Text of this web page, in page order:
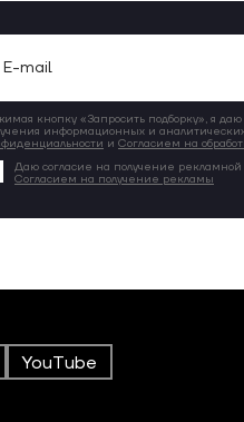
кнопку «Запросить подборку», я
информационных и
и Согласием на
Даю согласие на получение рекламной
Согласием на получение рекламы
YouTube